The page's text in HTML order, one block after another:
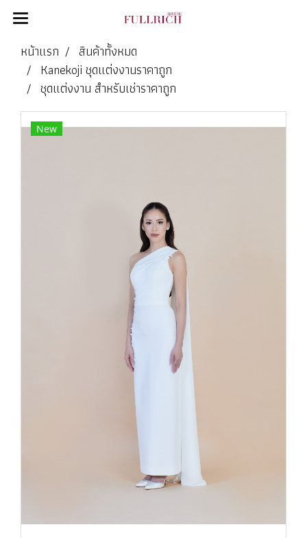
หน้าแรก
สินค้าทั้งหมด
Kanekoji ชุดแต่งงานราคาถูก
ชุดแต่งงาน สำหรับเช่าราคาถูก
New